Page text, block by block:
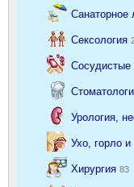
Санаторное
Сексология
Сосудистые
Урология,
Ухо, горло и
Хирургия 83